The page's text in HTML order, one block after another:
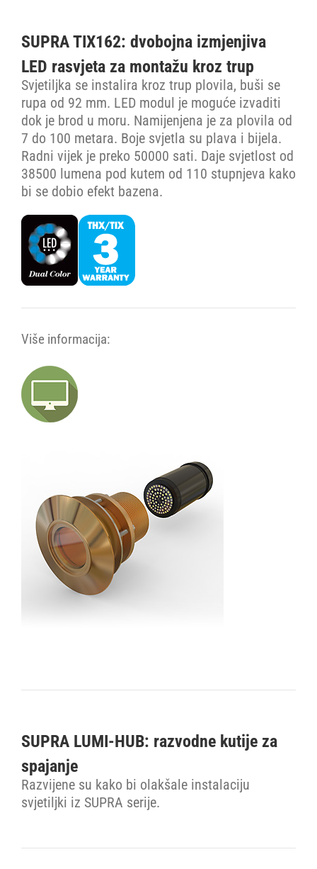
SUPRA TIX162: dvobojna izmjenjiva
LED rasvjeta za montažu kroz trup
Svjetiljka se instalira kroz trup plovila, buši se
rupa od 92 mm. LED modul je moguće izvaditi
dok je brod u moru. Namijenjena je za plovila od
7 do 100 metara. Boje svjetla su plava i bijela.
Radni vijek je preko 50000 sati. Daje svjetlost od
38500 lumena pod kutem od 110 stupnjeva kako
bi se dobio efekt bazena.
Više informacija:
SUPRA LUMI-HUB: razvodne kutije za
spajanje
Razvijene su kako bi olakšale instalaciju
svjetiljki iz SUPRA serije.